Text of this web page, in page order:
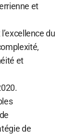
et
du
et
de